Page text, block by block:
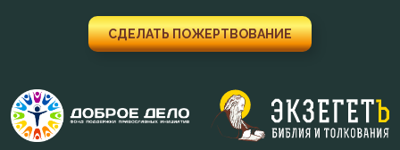
Печаль по Богу
Плоть
СДЕЛАТЬ ПОЖЕРТВОВАНИЕ